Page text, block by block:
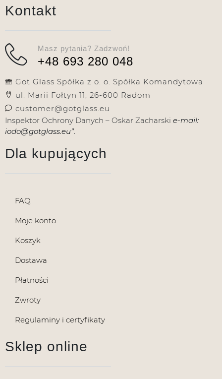
Kontakt
Masz pytania? Zadzwoń!
+48 693 280 048
Got Glass Spółka z o. o. Spółka Komandytowa
ul. Marii Fołtyn 11, 26-600 Radom
customer@gotglass.eu
Inspektor Ochrony Danych – Oskar Zacharski e-mail:
iodo@gotglass.eu”.
Dla kupujących
FAQ
Moje konto
Koszyk
Dostawa
Płatności
Zwroty
Regulaminy i certyfikaty
Sklep online